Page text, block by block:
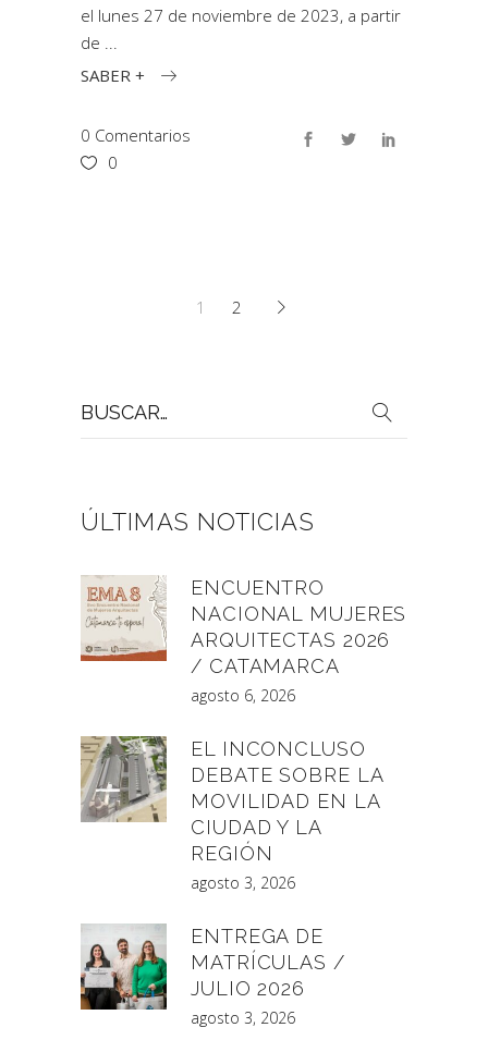
el lunes 27 de noviembre de 2023, a partir
de
SABER +
0 Comentarios
0
1 2
por:
ÚLTIMAS NOTICIAS
ENCUENTRO
NACIONAL MUJERES
ARQUITECTAS 2026
/ CATAMARCA
agosto 6, 2026
EL INCONCLUSO
DEBATE SOBRE LA
MOVILIDAD EN LA
CIUDAD Y LA
REGIÓN
agosto 3, 2026
ENTREGA DE
MATRÍCULAS /
JULIO 2026
agosto 3, 2026